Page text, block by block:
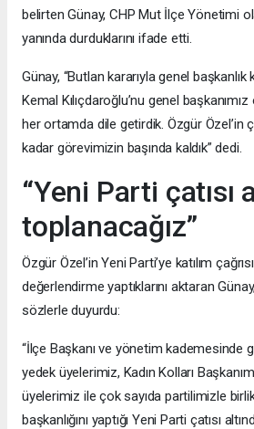
belirten Günay, CHP Mut İlçe Yönetimi
yanında durduklarını ifade etti.
Günay, “Butlan kararıyla genel
Kemal Kılıçdaroğlu’nu genel başkanımız
her ortamda dile getirdik. Özgür Özel’in
kadar görevimizin başında kaldık” dedi.
“Yeni Parti çatısı
toplanacağız”
Özgür Özel’in Yeni Parti’ye katılım
değerlendirme yaptıklarını aktaran
sözlerle duyurdu:
“İlçe Başkanı ve yönetim kademesinde
yedek üyelerimiz, Kadın Kolları
üyelerimiz ile çok sayıda partilimizle
başkanlığını yaptığı Yeni Parti çatısı